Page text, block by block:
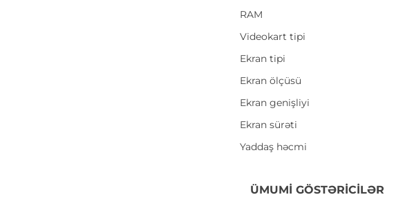
RAM
Videokart tipi
Ekran tipi
Ekran ölçüsü
Ekran genişliyi
Ekran sürəti
Yaddaş həcmi
ÜMUMI GÖSTƏRICILƏR